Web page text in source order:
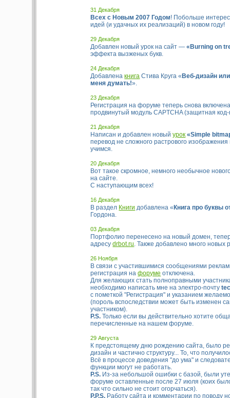
31 Декабря
Всех с Новым 2007 Годом! Побольше
идей (и удачных их реализаций) в новом году!
29 Декабря
Добавлен новый урок на сайт —«Burning on
эффекта вызженых букв.
24 Декабря
Добавленакнига Стива Круга «Веб-дизайн
меня думать!».
23 Декабря
Регистрация на форуме теперь снова
продвинутый модуль CAPTCHA (защитная код-
21 Декабря
Написан и добавлен новыйурок «Simple
перевод не сложного растрового
учимся.
20 Декабря
Вот такое скромное, немного необычное
на сайте.
С наступающим всех!
16 Декабря
В раздел Книги добавлена «Книга про буквы
Гордона.
03 Декабря
Портфолио перенесено на новый домен,
адресуdrbot.ru . Также добавлено много новых
26 Ноября
В связи с участившимися сообщениями
регистрация нафоруме отключена.
Для желающих стать полноправными
необходимо написать мне на электро-почту
с пометкой "Регистрация" и указанием
(пороль вспоследствии может быть изменен
участником).
P.S. Только если вы действительно хотите
перечисленные на нашем форуме.
29 Августа
К предстоящему дню рождению сайта, было
дизайн и частично структуру... То, что
Всё в процессе доведения "до ума" и
функции могут не работать.
P.S. Из-за небольшой ошибки с базой, были
форуме оставленные после 27 июля (коих
так что сильно не стоит огорчаться).
P.P.S. Работу сайта и комментарии по поводу